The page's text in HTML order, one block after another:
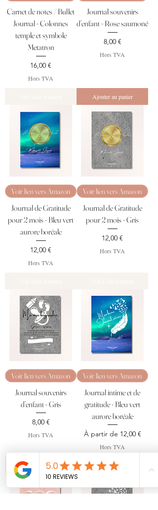
Carnet de notes / Bullet
Journal - Colonnes
temple et symbole
Metatron
Prix
16,00 €
Hors TVA
Journal souvenirs
d’enfant - Rose saumoné
Prix
8,00 €
Hors TVA
Ajouter au panier
Voir lien vers Amazon
Journal de Gratitude
pour 2 mois - Bleu vert
aurore boréale
Prix
12,00 €
Hors TVA
Voir lien vers Amazon
Journal de Gratitude
pour 2 mois - Gris
Prix
12,00 €
Hors TVA
Voir lien vers Amazon
Journal souvenirs
d’enfant - Gris
Prix
8,00 €
Hors TVA
Voir Lien Amazon
Voir lien vers Amazon
Journal intime et de
gratitude - Bleu vert
aurore boréale
À partir de 12,00 €
Prix promotionnel
Hors TVA
Voir Lien Amazon